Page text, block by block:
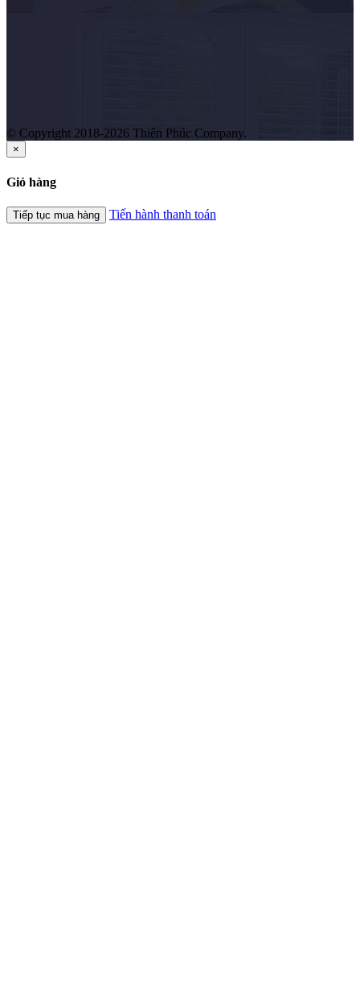
© Copyright 2018-2026 Thiên Phúc Company.
×
Giỏ hàng
Tiếp tục mua hàng Tiến hành thanh toán